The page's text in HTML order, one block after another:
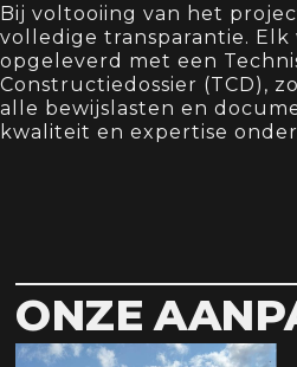
Bij voltooiing van het
volledige transparantie.
opgeleverd met een
Constructiedossier (TCD),
alle bewijslasten en
kwaliteit en expertise
ONZE